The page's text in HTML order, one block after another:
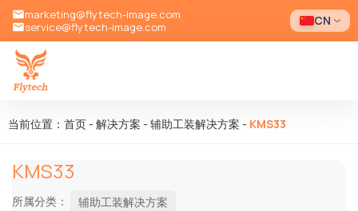
marketing@flytech-image.com
service@flytech-image.com
CN
当前位置：首页- 解决方案 - 辅助工装解决方案 - KMS33
KMS33
所属分类： 辅助工装解决方案